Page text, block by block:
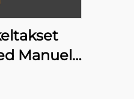
Manuelt